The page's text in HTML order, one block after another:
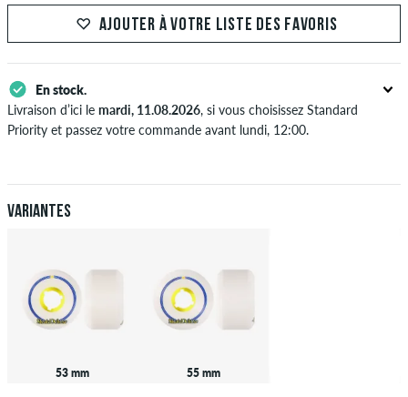
AJOUTER À VOTRE LISTE DES FAVORIS
En stock.
Livraison d’ici le mardi, 11.08.2026, si vous choisissez Standard
Priority et passez votre commande avant lundi, 12:00.
Paiement.
Variantes
53 mm 55 mm